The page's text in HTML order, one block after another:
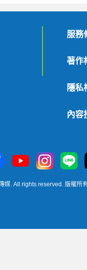
服務
著作
隱私
內容
媒. All rights reserved. 版權所